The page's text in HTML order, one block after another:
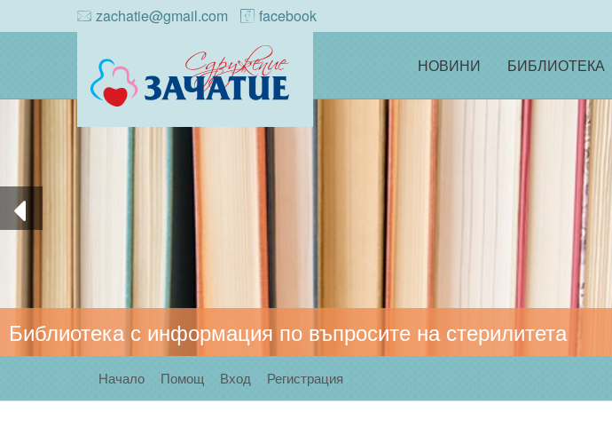
zachatie@gmail.com facebook
НОВИНИ БИБЛИОТЕКА
Библиотека с информация по въпросите на стерилитета
Начало Помощ Вход Регистрация